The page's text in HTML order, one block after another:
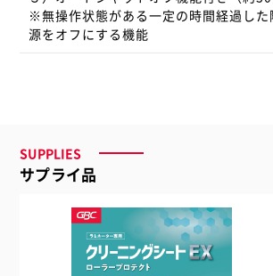
※無操作状態がある一定の時間経過した
源をオフにする機能
SUPPLIES
サプライ品